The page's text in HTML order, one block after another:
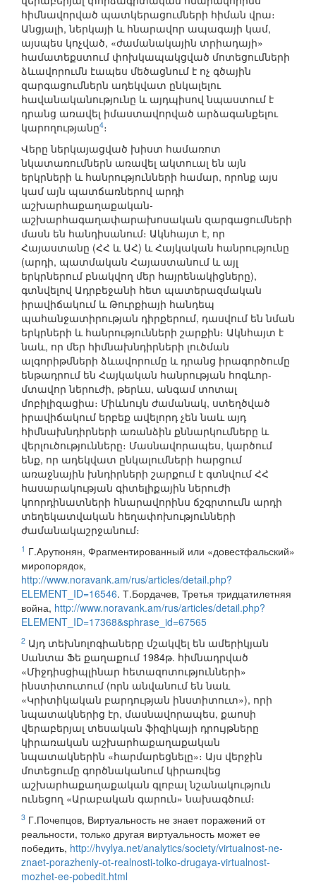
հիմնավորված պատկերացումների հիման վրա։
Անցյալի, ներկայի և հնարավոր ապագայի կամ,
այսպես կոչված, «ժամանակային տրիադայի»
համատեքստում փոխկապակցված մոտեցումների
ձևավորումն էապես մեծացնում է ոչ գծային
զարգացումներն ադեկվատ ընկալելու
հավանականությունը և այդպիսով նպաստում է
դրանց առավել իմաստավորված արձագանքելու
կարողությանը4։
Վերը ներկայացված խիստ համառոտ
նկատառումներն առավել ակտուալ են այն
երկրների և հանրությունների համար, որոնք այս
կամ այն պատճառներով արդի
աշխարհաքաղաքական-
աշխարհագաղափարախոսական զարգացումների
մասն են հանդիսանում։ Ակնհայտ է, որ
Հայաստանը (ՀՀ և ԱՀ) և Հայկական հանրությունը
(արդի, պատմական Հայաստանում և այլ
երկրներում բնակվող մեր հայրենակիցները),
գտնվելով Ադրբեջանի հետ պատերազմական
իրավիճակում և Թուրքիայի հանդեպ
պահանջատիրության դիրքերում, դասվում են նման
երկրների և հանրությունների շարքին։ Ակնհայտ է
նաև, որ մեր հիմնախնդիրների լուծման
ալգորիթմների ձևավորումը և դրանց իրագործումը
ենթադրում են Հայկական հանրության հոգևոր-
մտավոր ներուժի, թերևս, անգամ տոտալ
մոբիլիզացիա։ Միևնույն ժամանակ, ստեղծված
իրավիճակում երբեք ավելորդ չեն նաև այդ
հիմնախնդիրների առանձին քննարկումները և
վերլուծությունները։ Մասնավորապես, կարծում
ենք, որ ադեկվատ ընկալումների հարցում
առաջնային խնդիրների շարքում է գտնվում ՀՀ
հասարակության գիտելիքային ներուժի
կոորդինատների հնարավորինս ճշգրտումն արդի
տեղեկատվական հեղափոխությունների
ժամանակաշրջանում։
1 Г.Арутюнян, Фрагментированный или «довестфальский»
миропорядок,
http://www.noravank.am/rus/articles/detail.php?
ELEMENT_ID=16546. Т.Бордачев, Третья тридцатилетняя
война, http://www.noravank.am/rus/articles/detail.php?
ELEMENT_ID=17368&sphrase_id=67565
2 Այդ տեխնոլոգիաները մշակվել են ամերիկյան
Սանտա Ֆե քաղաքում 1984թ. հիմնադրված
«Միջդիսցիպլինար հետազոտությունների»
ինստիտուտում (որն անվանում են նաև
«Կրիտիկական բարդության ինստիտուտ»), որի
նպատակներից էր, մասնավորապես, քաոսի
վերաբերյալ տեսական ֆիզիկայի դրույթները
կիրառական աշխարհաքաղաքական
նպատակներին «հարմարեցնելը»։ Այս վերջին
մոտեցումը գործնականում կիրառվեց
աշխարհաքաղաքական գլոբալ նշանակություն
ունեցող «Արաբական գարուն» նախագծում։
3 Г.Почепцов, Виртуальность не знает поражений от
реальности, только другая виртуальность может ее
победить, http://hvylya.net/analytics/society/virtualnost-ne-
znaet-porazheniy-ot-realnosti-tolko-drugaya-virtualnost-
mozhet-ee-pobedit.html